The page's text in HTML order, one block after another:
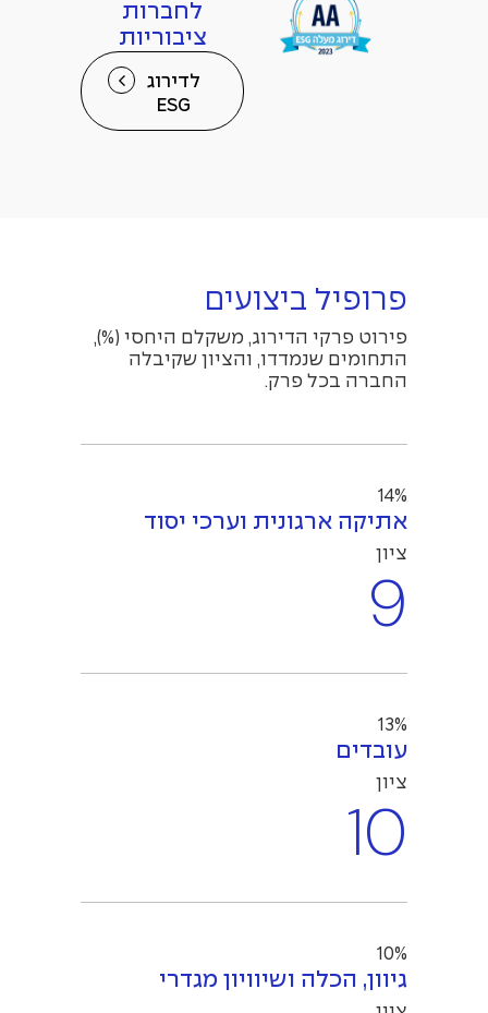
לחברות
ציבוריות
לדירוג
ESG
פרופיל ביצועים
פירוט פרקי הדירוג, משקלם היחסי (%),
התחומים שנמדדו, והציון שקיבלה
החברה בכל פרק.
14%
אתיקה ארגונית וערכי יסוד
ציון
9
13%
עובדים
ציון
10
10%
גיוון, הכלה ושיוויון מגדרי